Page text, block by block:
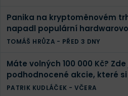
Panika na kryptoměnovém
napadl populární
odcizil přes miliardu
TOMÁŠ HRŮZA - PŘED 3 DNY
Máte volných 100 000 Kč?
podhodnocené akcie, které
pozornost
PATRIK KUDLÁČEK - VČERA